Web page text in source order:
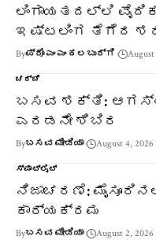
ಲಿಂಗಾಯತದಲ್ಲಿ
ಇಷ್ಟಲಿಂಗ ತೆಗೆದ
Byಪ್ರೊ ಎಂ ಎಂ ಕಲಬುರ್ಗಿ August
ಚರ್ಚೆ
ಬಸವ ಶಕ್ತಿ:
ಎರಡನೇ ಶಿಬಿರ
Byಬಸವ ಮೀಡಿಯಾ August 4, 2026
ಸ್ಪಾಟ್‌ಲೈಟ್
ನಿಜಾಚರಣೆ:
ಕಾರ್ಯಕ್ರಮ
Byಬಸವ ಮೀಡಿಯಾ August 2, 2026